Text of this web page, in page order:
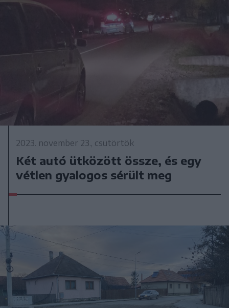
2023. november 23., csütörtök
Két autó ütközött össze, és egy
vétlen gyalogos sérült meg